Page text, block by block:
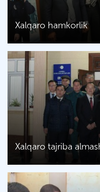
Xalqaro hamkorlik
Хalqaro tajriba